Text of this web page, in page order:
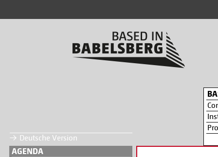
Deutsche Version
AGENDA